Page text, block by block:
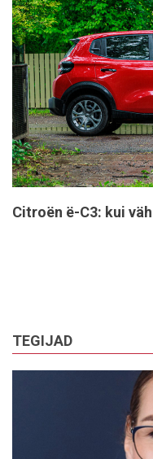
Citroën ë-C3: kui
TEGIJAD